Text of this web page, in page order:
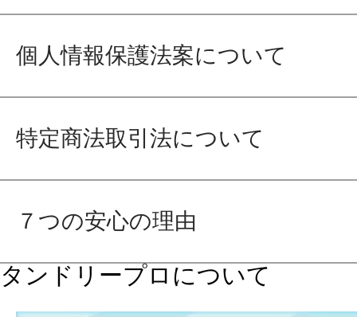
個人情報保護法案について
特定商法取引法について
７つの安心の理由
タンドリープロについて